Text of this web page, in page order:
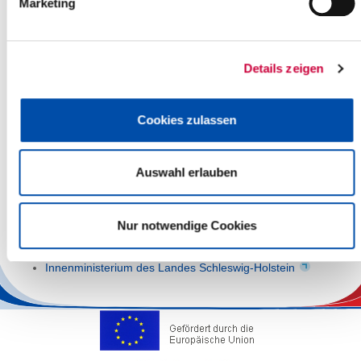
Details zeigen
Cookies zulassen
Auswahl erlauben
Nur notwendige Cookies
Katastrophenfall wurden in einem allgemeinen
Sonderkatastrophenabwehrplänen für die Kernkraftwerke
Kerntechnischer Unfall
Weiterführende Links
Bundesamt für Bevölkerungsschutz und Katastrophenhilfe
Innenministerium des Landes Schleswig-Holstein